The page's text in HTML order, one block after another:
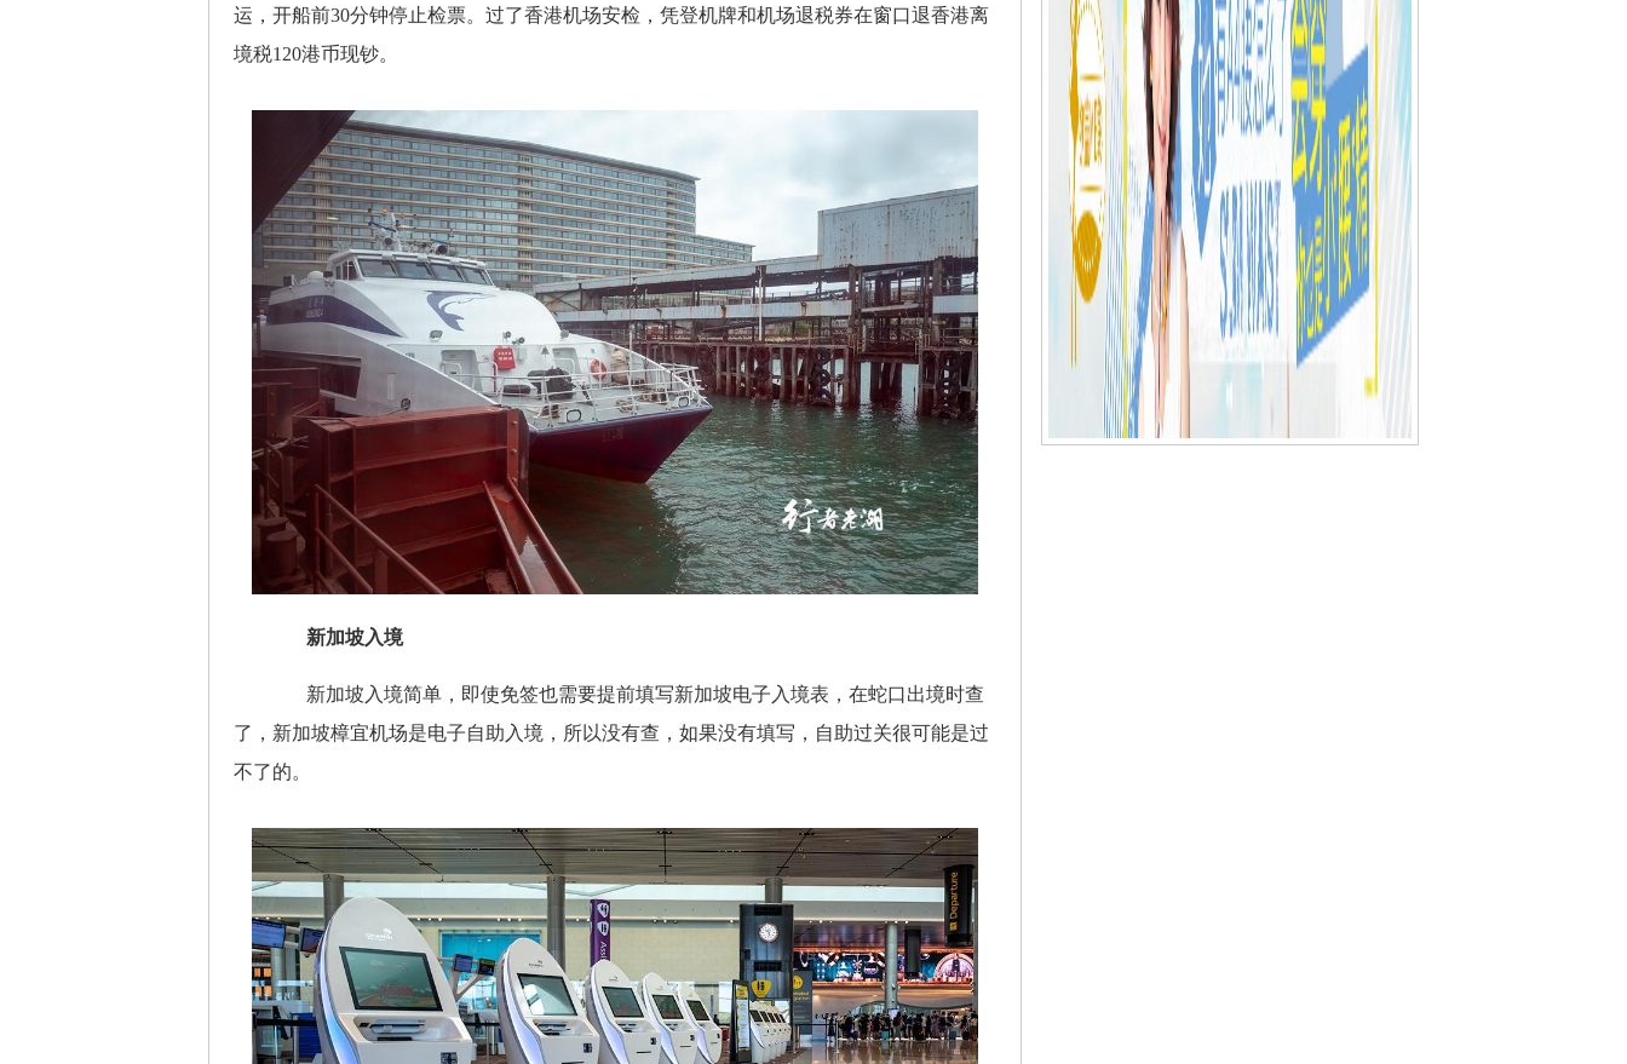
运，开船前30分钟停止检票。过了香港机场安检，凭登机牌和机场退税券在窗口退香港离
境税120港币现钞。
新加坡入境
新加坡入境简单，即使免签也需要提前填写新加坡电子入境表，在蛇口出境时查
了，新加坡樟宜机场是电子自助入境，所以没有查，如果没有填写，自助过关很可能是过
不了的。